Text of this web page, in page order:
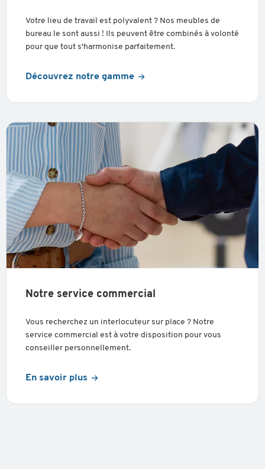
Votre lieu de travail est polyvalent ? Nos meubles de
bureau le sont aussi ! Ils peuvent être combinés à volonté
pour que tout s'harmonise parfaitement.
Découvrez notre gamme
Notre service commercial
Vous recherchez un interlocuteur sur place ? Notre
service commercial est à votre disposition pour vous
conseiller personnellement.
En savoir plus